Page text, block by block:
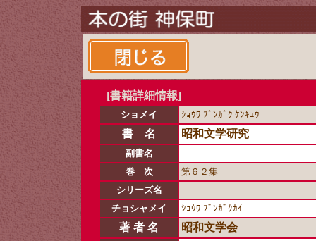
[書籍詳細情報]
ショメイ ｼｮｳﾜ ﾌﾞﾝｶﾞｸ ｹﾝｷｭｳ
書 名 昭和文学研究
副書名
巻 次
第６２集
シリーズ名
チョシャメイ
ｼｮｳﾜ ﾌﾞﾝｶﾞｸｶｲ
著 者 名
昭和文学会